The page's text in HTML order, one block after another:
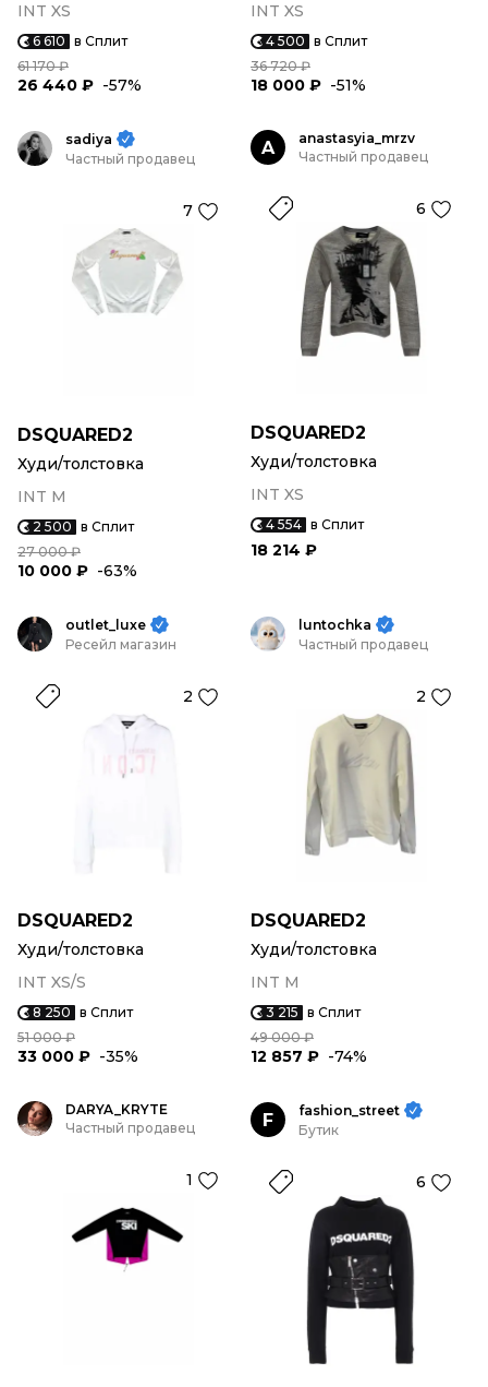
INT XS
6 610 в Сплит
61 170 ₽
26 440 ₽ -57%
INT XS
4 500 в Сплит
36 720 ₽
18 000 ₽ -51%
sadiya
Частный продавец
7
DSQUARED2
Худи/толстовка
INT M
2 500 в Сплит
27 000 ₽
10 000 ₽ -63%
A
anastasyia_mrzv
Частный продавец
6
DSQUARED2
Худи/толстовка
INT XS
4 554 в Сплит
18 214 ₽
outlet_luxe
Ресейл магазин
2
DSQUARED2
Худи/толстовка
INT XS/S
8 250 в Сплит
51 000 ₽
33 000 ₽ -35%
luntochka
Частный продавец
2
DSQUARED2
Худи/толстовка
INT M
3 215 в Сплит
49 000 ₽
12 857 ₽ -74%
DARYA_KRYTE
Частный продавец
1
F
fashion_street
Бутик
6